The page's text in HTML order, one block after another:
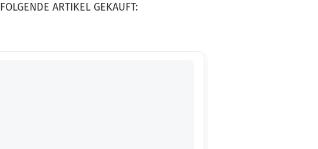
ARTIKEL GEKAUFT: